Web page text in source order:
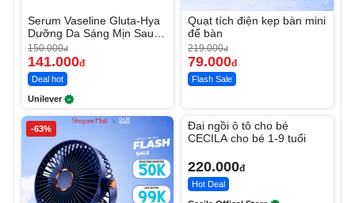
Serum Vaseline Gluta-Hya
Dưỡng Da Sáng Mịn Sau 7
Ngày
150.000đ
141.000đ
Deal hot
Unilever
Quạt tích điện kẹp bàn mini
để bàn
219.000đ
79.000đ
Flash Sale
-63%
Đai ngồi ô tô cho bé
CECILA cho bé 1-9 tuổi
220.000đ
Hot Deal